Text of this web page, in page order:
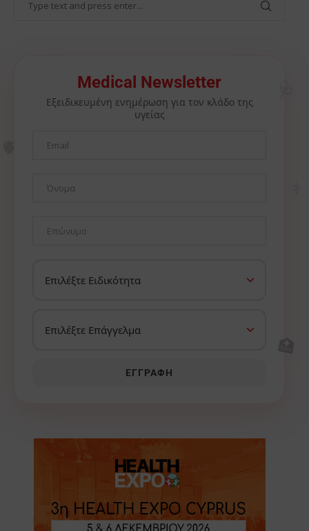
Medical Newsletter
Εξειδικευμένη ενημέρωση για τον κλάδο της
υγείας
ΕΓΓΡΑΦΉ